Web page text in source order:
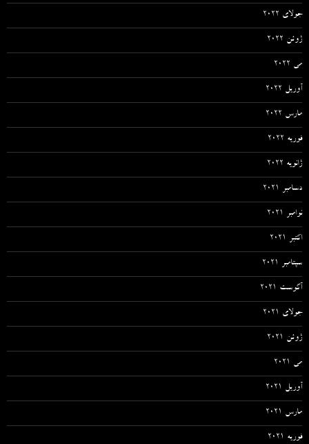
جولای 2022
ژوئن 2022
می 2022
آوریل 2022
مارس 2022
فوریه 2022
ژانویه 2022
دسامبر 2021
نوامبر 2021
اکتبر 2021
سپتامبر 2021
آگوست 2021
جولای 2021
ژوئن 2021
می 2021
آوریل 2021
مارس 2021
فوریه 2021